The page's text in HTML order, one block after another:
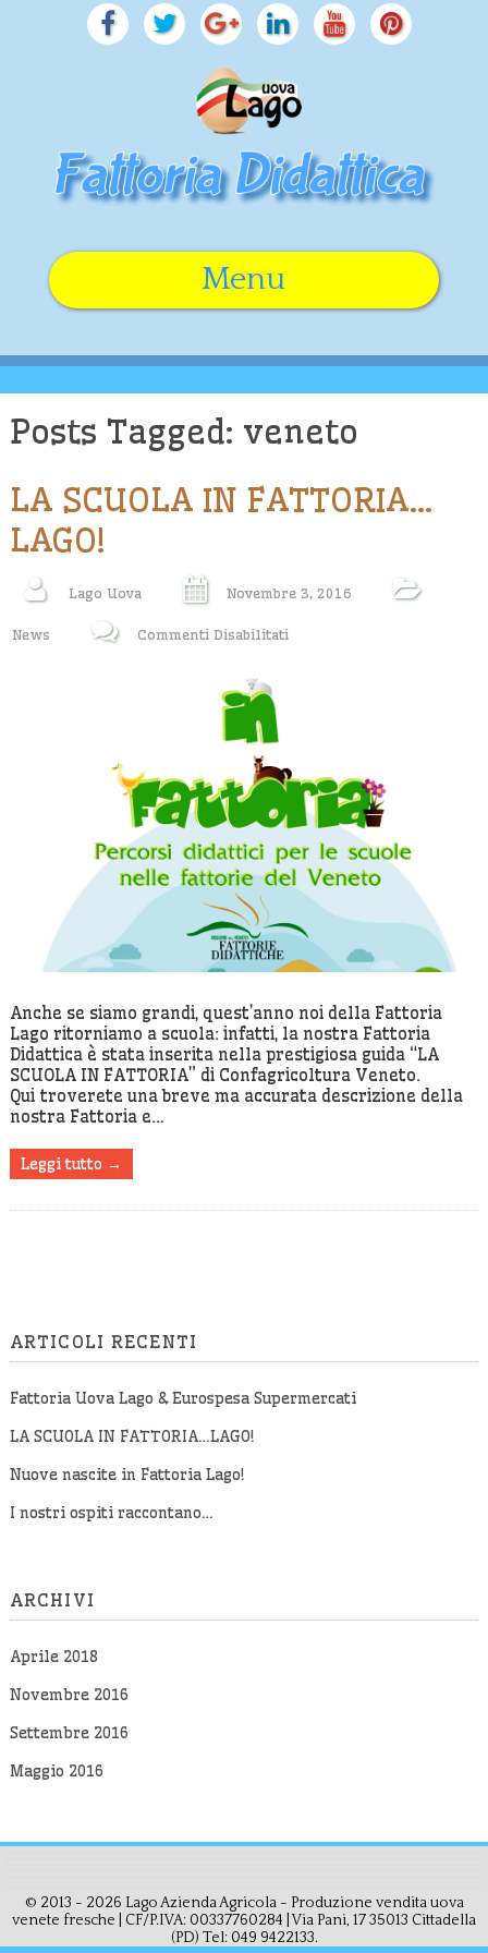
Menu
to
Posts Tagged: veneto
LA SCUOLA IN FATTORIA…
LAGO!
Lago Uova Novembre 3, 2016
News Commenti Disabilitati
LAGO!
Anche se siamo grandi, quest’anno noi della Fattoria
Lago ritorniamo a scuola: infatti, la nostra Fattoria
Didattica è stata inserita nella prestigiosa guida “LA
SCUOLA IN FATTORIA” di Confagricoltura Veneto.
Qui troverete una breve ma accurata descrizione della
nostra Fattoria e…
Leggi tutto →
ARTICOLI RECENTI
Fattoria Uova Lago & Eurospesa Supermercati
LA SCUOLA IN FATTORIA…LAGO!
Nuove nascite in Fattoria Lago!
I nostri ospiti raccontano…
ARCHIVI
Aprile 2018
Novembre 2016
Settembre 2016
Maggio 2016
© 2013 - 2026 Lago Azienda Agricola - Produzione vendita uova
venete fresche | CF/P.IVA: 00337760284 | Via Pani, 17 35013 Cittadella
(PD) Tel: 049 9422133.